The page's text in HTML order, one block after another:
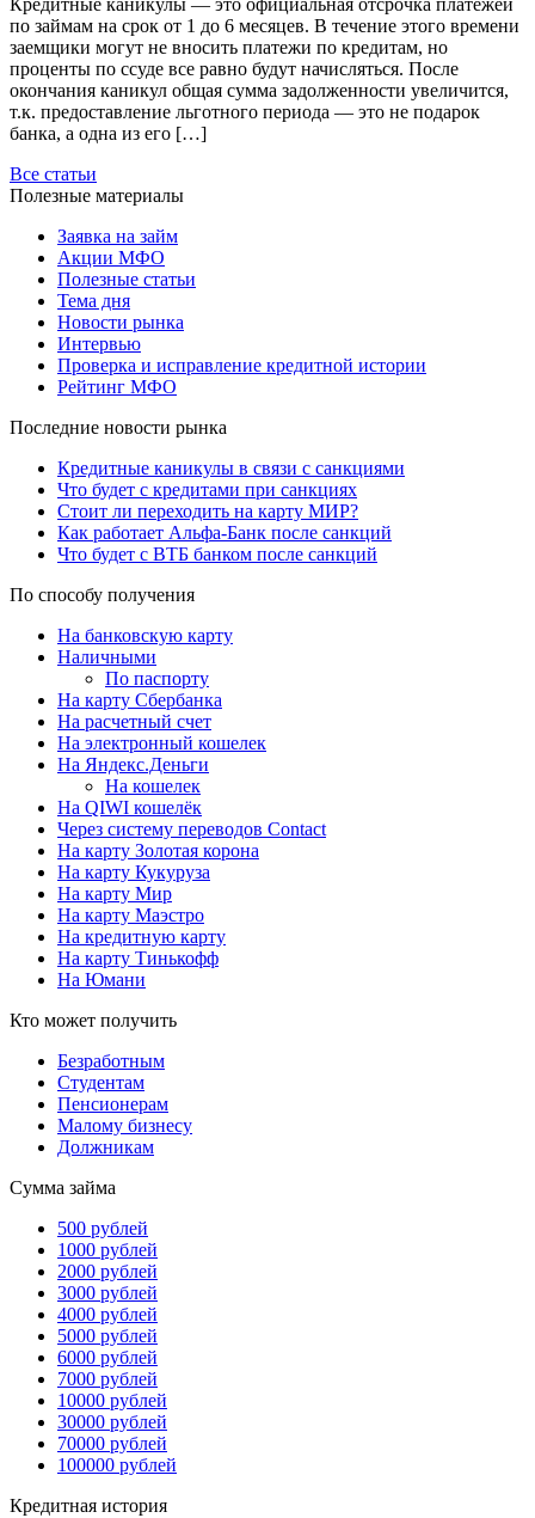
по займам на срок от 1 до 6 месяцев. В течение этого времени
заемщики могут не вносить платежи по кредитам, но
проценты по ссуде все равно будут начисляться. После
окончания каникул общая сумма задолженности увеличится,
т.к. предоставление льготного периода — это не подарок
банка, а одна из его […]
Все статьи
Полезные материалы
Заявка на займ
Акции МФО
Полезные статьи
Тема дня
Новости рынка
Интервью
Проверка и исправление кредитной истории
Рейтинг МФО
Последние новости рынка
Кредитные каникулы в связи с санкциями
Что будет с кредитами при санкциях
Стоит ли переходить на карту МИР?
Как работает Альфа-Банк после санкций
Что будет с ВТБ банком после санкций
По способу получения
На банковскую карту
Наличными
По паспорту
На карту Сбербанка
На расчетный счет
На электронный кошелек
На Яндекс.Деньги
На кошелек
На QIWI кошелёк
Через систему переводов Contact
На карту Золотая корона
На карту Кукуруза
На карту Мир
На карту Маэстро
На кредитную карту
На карту Тинькофф
На Юмани
Кто может получить
Безработным
Студентам
Пенсионерам
Малому бизнесу
Должникам
Сумма займа
500 рублей
1000 рублей
2000 рублей
3000 рублей
4000 рублей
5000 рублей
6000 рублей
7000 рублей
10000 рублей
30000 рублей
70000 рублей
100000 рублей
Кредитная история